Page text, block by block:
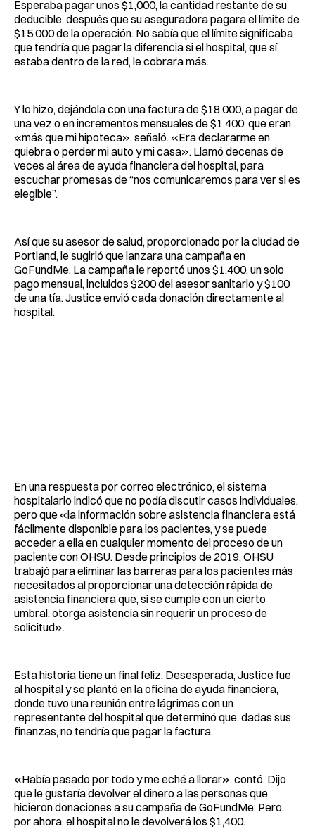
Esperaba pagar unos $1,000, la cantidad restante de su
deducible, después que su aseguradora pagara el límite de
$15,000 de la operación. No sabía que el límite significaba
que tendría que pagar la diferencia si el hospital, que sí
estaba dentro de la red, le cobrara más.
Y lo hizo, dejándola con una factura de $18,000, a pagar de
una vez o en incrementos mensuales de $1,400, que eran
«más que mi hipoteca», señaló. «Era declararme en
quiebra o perder mi auto y mi casa». Llamó decenas de
veces al área de ayuda financiera del hospital, para
escuchar promesas de “nos comunicaremos para ver si es
elegible”.
Así que su asesor de salud, proporcionado por la ciudad de
Portland, le sugirió que lanzara una campaña en
GoFundMe. La campaña le reportó unos $1,400, un solo
pago mensual, incluidos $200 del asesor sanitario y $100
de una tía. Justice envió cada donación directamente al
hospital.
En una respuesta por correo electrónico, el sistema
hospitalario indicó que no podía discutir casos individuales,
pero que «la información sobre asistencia financiera está
fácilmente disponible para los pacientes, y se puede
acceder a ella en cualquier momento del proceso de un
paciente con OHSU. Desde principios de 2019, OHSU
trabajó para eliminar las barreras para los pacientes más
necesitados al proporcionar una detección rápida de
asistencia financiera que, si se cumple con un cierto
umbral, otorga asistencia sin requerir un proceso de
solicitud».
Esta historia tiene un final feliz. Desesperada, Justice fue
al hospital y se plantó en la oficina de ayuda financiera,
donde tuvo una reunión entre lágrimas con un
representante del hospital que determinó que, dadas sus
finanzas, no tendría que pagar la factura.
«Había pasado por todo y me eché a llorar», contó. Dijo
que le gustaría devolver el dinero a las personas que
hicieron donaciones a su campaña de GoFundMe. Pero,
por ahora, el hospital no le devolverá los $1,400.